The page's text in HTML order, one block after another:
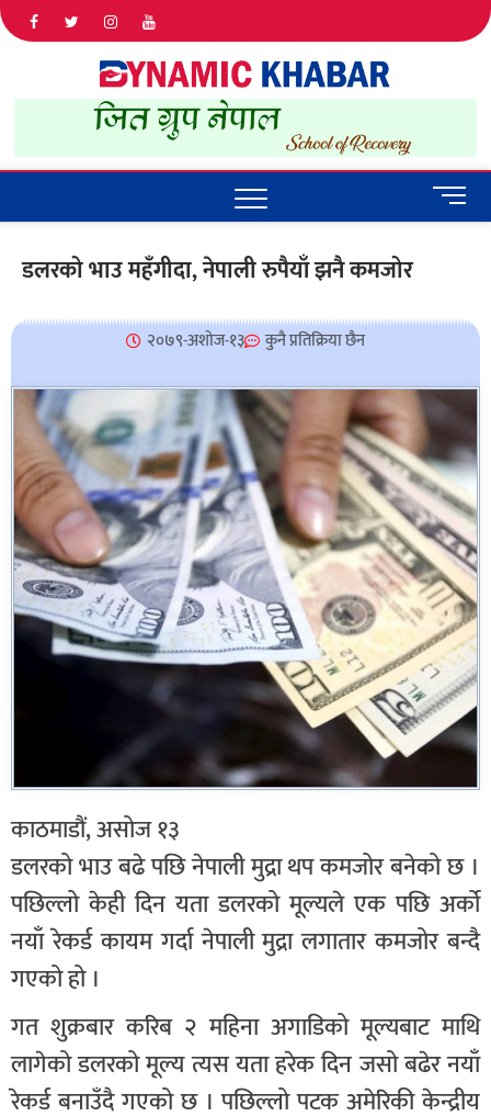
IN NEPAL
M
e
u
o
n
डलरको भाउ महँगीदा, नेपाली रुपैयाँ झनै कमजोर
२०७९-अशोज-१३ कुनै प्रतिक्रिया छैन
काठमाडौं, असोज १३
डलरको भाउ बढे पछि नेपाली मुद्रा थप कमजोर बनेको छ ।
पछिल्लो केही दिन यता डलरको मूल्यले एक पछि अर्को
नयाँ रेकर्ड कायम गर्दा नेपाली मुद्रा लगातार कमजोर बन्दै
गएको हो ।
गत शुक्रबार करिब २ महिना अगाडिको मूल्यबाट माथि
लागेको डलरको मूल्य त्यस यता हरेक दिन जसो बढेर नयाँ
रेकर्ड बनाउँदै गएको छ । पछिल्लो पटक अमेरिकी केन्द्रीय